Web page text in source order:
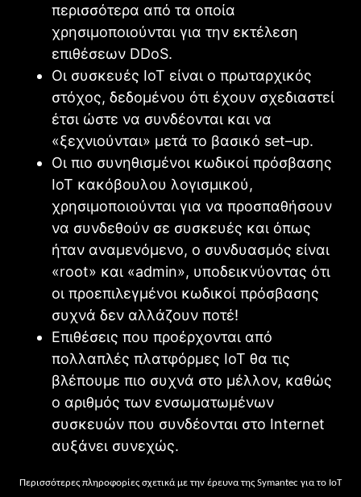
περισσότερα από τα οποία
χρησιμοποιούνται για την εκτέλεση
επιθέσεων DDoS.
Οι συσκευές IoT είναι ο πρωταρχικός
στόχος, δεδομένου ότι έχουν σχεδιαστεί
έτσι ώστε να συνδέονται και να
«ξεχνιούνται» μετά το βασικό set–up.
Οι πιο συνηθισμένοι κωδικοί πρόσβασης
IoT κακόβουλου λογισμικού,
χρησιμοποιούνται για να προσπαθήσουν
να συνδεθούν σε συσκευές και όπως
ήταν αναμενόμενο, ο συνδυασμός είναι
«root» και «admin», υποδεικνύοντας ότι
οι προεπιλεγμένοι κωδικοί πρόσβασης
συχνά δεν αλλάζουν ποτέ!
Επιθέσεις που προέρχονται από
πολλαπλές πλατφόρμες IoT θα τις
βλέπουμε πιο συχνά στο μέλλον, καθώς
ο αριθμός των ενσωματωμένων
συσκευών που συνδέονται στο Internet
αυξάνει συνεχώς.
Περισσότερες πληροφορίες σχετικά με την έρευνα της Symantec για το IoT